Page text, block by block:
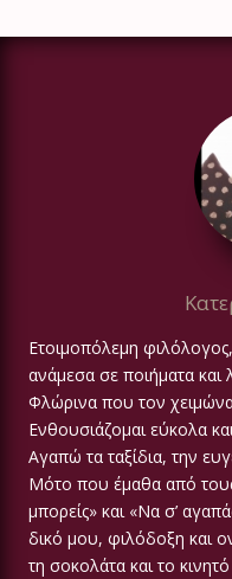
Ετοιμοπόλεμη
ανάμεσα σε ποιήματα και
Φλώρινα που τον
Ενθουσιάζομαι εύκολα
Αγαπώ τα ταξίδια, την
Μότο που έμαθα από
μπορείς» και «Να σ’
δικό μου, φιλόδοξη και
τη σοκολάτα και το